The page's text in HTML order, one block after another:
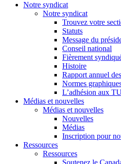
Notre syndicat
Notre syndicat
Trouvez votre
Statuts
Message du
Conseil national
Fièrement
Histoire
Rapport annuel
Normes
L’adhésion aux
Médias et nouvelles
Médias et nouvelles
Nouvelles
Médias
Inscription pour
Ressources
Ressources